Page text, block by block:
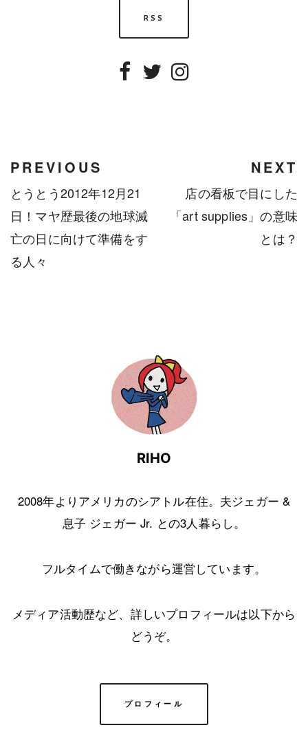
RSS
PREVIOUS
とうとう2012年12月21
日！マヤ歴最後の地球滅
亡の日に向けて準備をす
る人々
NEXT
店の看板で目にした
「art supplies」の意味
とは？
RIHO
2008年よりアメリカのシアトル在住。夫ジェガー &
息子 ジェガー Jr. との3人暮らし。
フルタイムで働きながら運営しています。
メディア活動歴など、詳しいプロフィールは以下から
どうぞ。
プロフィール